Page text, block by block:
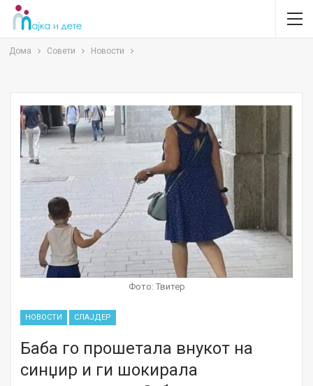
Дома Совети Новости
Фото: Твитер
НОВОСТИ СЛАЈДЕР
Баба го прошетала внукот на
синџир и ги шокирала